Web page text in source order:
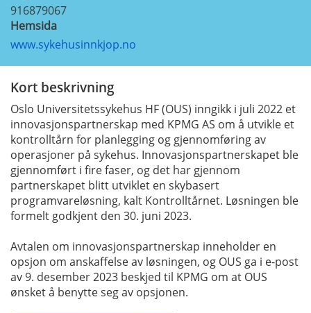
916879067
Hemsida
www.sykehusinnkjop.no
Kort beskrivning
Oslo Universitetssykehus HF (OUS) inngikk i juli 2022 et
innovasjonspartnerskap med KPMG AS om å utvikle et
kontrolltårn for planlegging og gjennomføring av
operasjoner på sykehus. Innovasjonspartnerskapet ble
gjennomført i fire faser, og det har gjennom
partnerskapet blitt utviklet en skybasert
programvareløsning, kalt Kontrolltårnet. Løsningen ble
formelt godkjent den 30. juni 2023.
Avtalen om innovasjonspartnerskap inneholder en
opsjon om anskaffelse av løsningen, og OUS ga i e-post
av 9. desember 2023 beskjed til KPMG om at OUS
ønsket å benytte seg av opsjonen.